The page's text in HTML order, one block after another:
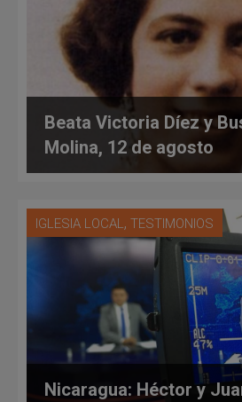
Beata Victoria Díez y
Molina, 12 de agosto
IGLESIA LOCAL , TESTIMONIOS
Nicaragua: Héctor y